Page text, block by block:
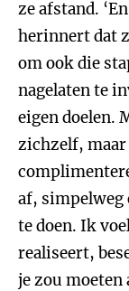
ze afstand.
herinnert dat
om ook die
nagelaten te
eigen doelen.
zichzelf, maar
af,
te doen. Ik
realiseert,
je zou moeten